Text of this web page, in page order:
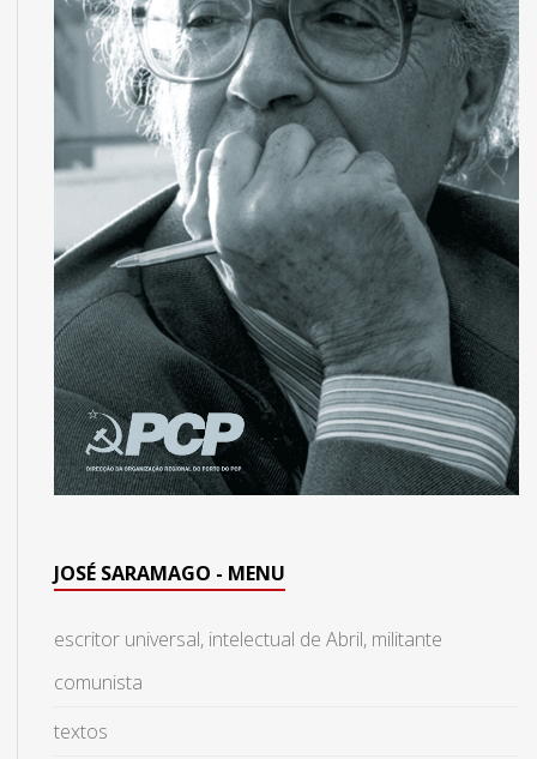
JOSÉ SARAMAGO - MENU
escritor universal, intelectual de Abril, militante
comunista
textos